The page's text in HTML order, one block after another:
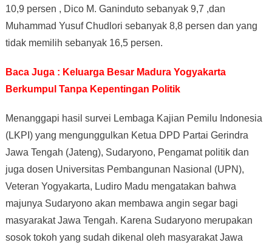
10,9 persen , Dico M. Ganinduto sebanyak 9,7 ,dan
Muhammad Yusuf Chudlori sebanyak 8,8 persen dan yang
tidak memilih sebanyak 16,5 persen.
Baca Juga : Keluarga Besar Madura Yogyakarta
Berkumpul Tanpa Kepentingan Politik
Menanggapi hasil survei Lembaga Kajian Pemilu Indonesia
(LKPI) yang mengunggulkan Ketua DPD Partai Gerindra
Jawa Tengah (Jateng), Sudaryono, Pengamat politik dan
juga dosen Universitas Pembangunan Nasional (UPN),
Veteran Yogyakarta, Ludiro Madu mengatakan bahwa
majunya Sudaryono akan membawa angin segar bagi
masyarakat Jawa Tengah. Karena Sudaryono merupakan
sosok tokoh yang sudah dikenal oleh masyarakat Jawa